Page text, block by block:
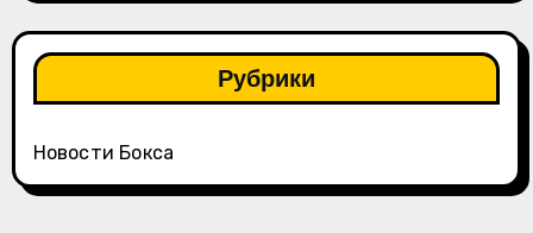
Рубрики
Новости Бокса